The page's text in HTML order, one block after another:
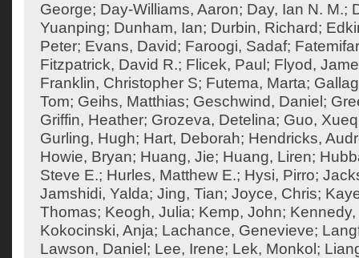
George; Day-Williams, Aaron; Day, Ian N. M.;
Yuanping; Dunham, Ian; Durbin, Richard;
Peter; Evans, David; Faroogi, Sadaf;
Fitzpatrick, David R.; Flicek, Paul ; Flyod,
Franklin, Christopher S; Futema, Marta;
Tom; Geihs, Matthias; Geschwind, Daniel ;
Griffin, Heather; Grozeva, Detelina; Guo,
Gurling, Hugh; Hart, Deborah; Hendricks,
Howie, Bryan; Huang, Jie; Huang, Liren;
Steve E.; Hurles, Matthew E.; Hysi, Pirro;
Jamshidi, Yalda; Jing, Tian; Joyce, Chris;
Thomas; Keogh, Julia; Kemp, John;
Kokocinski, Anja; Lachance, Genevieve;
Lawson, Daniel ; Lee, Irene; Lek, Monkol ;